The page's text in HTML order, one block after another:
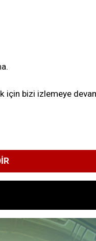
için bizi izlemeye